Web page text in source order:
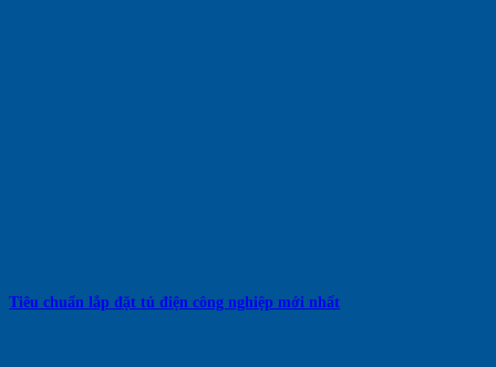
Tiêu chuẩn lắp đặt tủ điện công nghiệp mới nhất